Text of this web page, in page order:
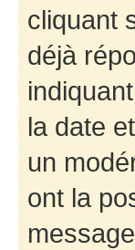
cliquant
déjà
la date
un
ont la